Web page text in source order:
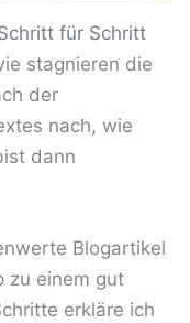
für Schritt
stagnieren die
der
nach, wie
dann
Blogartikel
zu einem gut
erkläre ich